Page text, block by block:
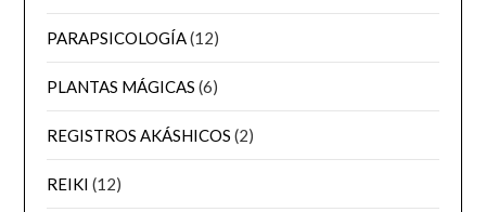
PARAPSICOLOGÍA(12)
PLANTAS MÁGICAS (6)
REGISTROS AKÁSHICOS (2)
REIKI (12)